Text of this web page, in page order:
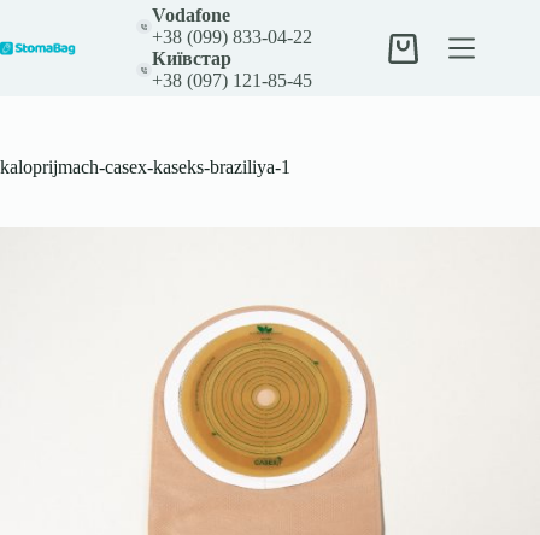
вмісту
Vodafone
+38 (099) 833-04-22
Київстар
+38 (097) 121-85-45
Кошик
kaloprijmach-casex-kaseks-braziliya-1